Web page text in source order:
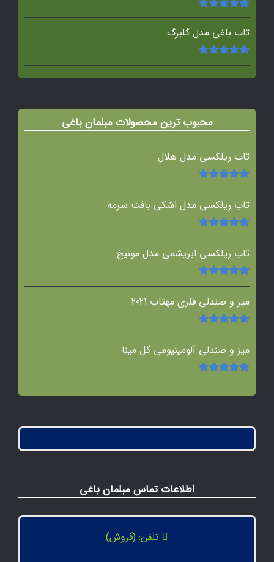
امتیاز5.00از
5
تاب باغی مدل گلبرگ
امتیاز5.00از
محبوب ترین محصولات مبلمان باغی
تاب ریلکسی مدل هلال
امتیاز5.00از
تاب ریلکسی مدل اشکی بافت سرمه
امتیاز5.00از
تاب ریلکسی ابریشمی مدل مونیخ
امتیاز5.00از
میز و صندلی فلزی مهتاب 2021
امتیاز5.00از
میز و صندلی آلومینیومی گل مینا
امتیاز5.00از
اطلاعات تماس مبلمان باغی
تلفن: (فروش)